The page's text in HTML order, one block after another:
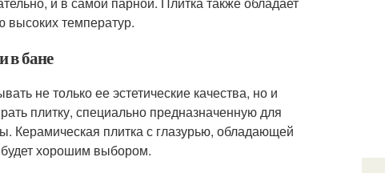
высоких температур.
в бане
не только ее эстетические качества, но и
плитку, специально предназначенную для
Керамическая плитка с глазурью, обладающей
хорошим выбором.